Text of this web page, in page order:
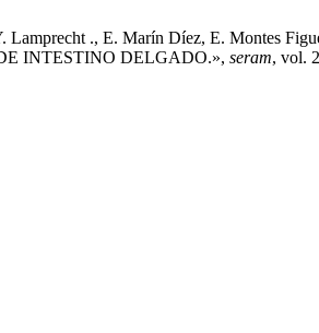
Lamprecht ., E. Marín Díez, E. Montes
INTESTINO DELGADO.», seram, vol.